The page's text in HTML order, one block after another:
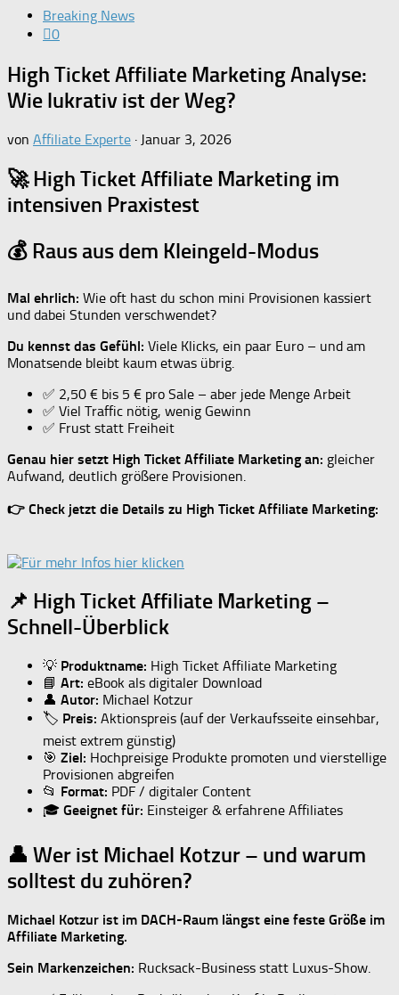
Breaking News
0
High Ticket Affiliate Marketing Analyse:
Wie lukrativ ist der Weg?
von Affiliate Experte · Januar 3, 2026
🚀 High Ticket Affiliate Marketing im
intensiven Praxistest
💰 Raus aus dem Kleingeld-Modus
Mal ehrlich: Wie oft hast du schon mini Provisionen kassiert
und dabei Stunden verschwendet?
Du kennst das Gefühl: Viele Klicks, ein paar Euro – und am
Monatsende bleibt kaum etwas übrig.
✅ 2,50 € bis 5 € pro Sale – aber jede Menge Arbeit
✅ Viel Traffic nötig, wenig Gewinn
✅ Frust statt Freiheit
Genau hier setzt High Ticket Affiliate Marketing an: gleicher
Aufwand, deutlich größere Provisionen.
👉 Check jetzt die Details zu High Ticket Affiliate Marketing:
📌 High Ticket Affiliate Marketing –
Schnell-Überblick
💡 Produktname: High Ticket Affiliate Marketing
📘 Art: eBook als digitaler Download
👤 Autor: Michael Kotzur
🏷️ Preis: Aktionspreis (auf der Verkaufsseite einsehbar,
meist extrem günstig)
🎯 Ziel: Hochpreisige Produkte promoten und vierstellige
Provisionen abgreifen
📂 Format: PDF / digitaler Content
🎓 Geeignet für: Einsteiger & erfahrene Affiliates
👤 Wer ist Michael Kotzur – und warum
solltest du zuhören?
Michael Kotzur ist im DACH-Raum längst eine feste Größe im
Affiliate Marketing.
Sein Markenzeichen: Rucksack-Business statt Luxus-Show.